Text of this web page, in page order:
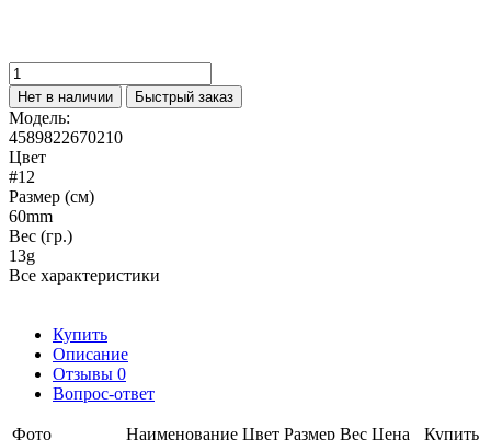
Нет в наличии Быстрый заказ
Модель:
4589822670210
Цвет
#12
Размер (см)
60mm
Вес (гр.)
13g
Все характеристики
Купить
Описание
Отзывы 0
Вопрос-ответ
Фото Наименование Цвет Размер Вес Цена Купить